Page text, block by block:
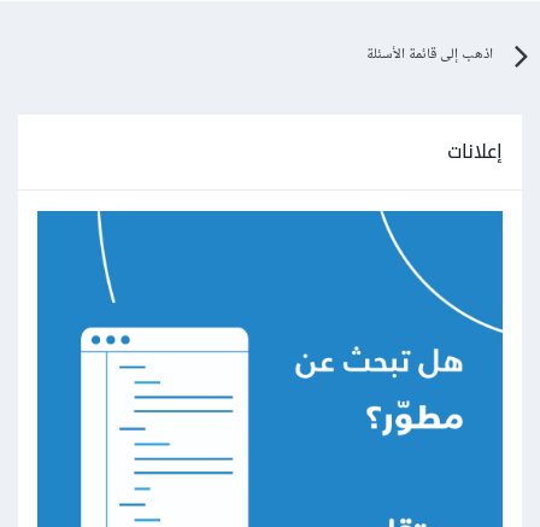
اذهب إلى قائمة الأسئلة
إعلانات